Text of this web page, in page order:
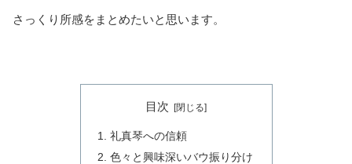
さっくり所感をまとめたいと思います。
目次
礼真琴への信頼
色々と興味深いバウ振り分け